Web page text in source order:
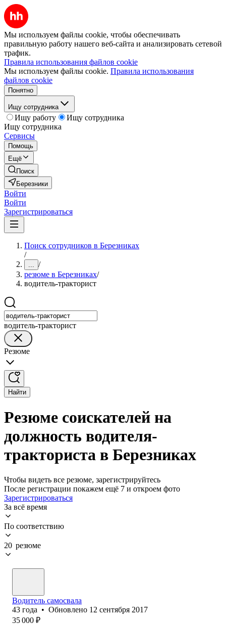
Мы используем файлы cookie, чтобы обеспечивать
правильную работу нашего веб-сайта и анализировать сетевой
трафик.
Правила использования файлов cookie
Мы используем файлы cookie. Правила использования
файлов cookie
Понятно
Ищу сотрудника
Ищу работу
Ищу сотрудника
Ищу сотрудника
Сервисы
Помощь
Ещё
Поиск
Березники
Войти
Войти
Зарегистрироваться
Поиск сотрудников в Березниках
/
... /
резюме в Березниках/
водитель-тракторист
водитель-тракторист
Резюме
Найти
Резюме соискателей на
должность водителя-
тракториста в Березниках
Чтобы видеть все резюме, зарегистрируйтесь
После регистрации покажем ещё 7 и откроем фото
Зарегистрироваться
За всё время
По соответствию
20 резюме
Водитель самосвала
43 года • Обновлено 12 сентября 2017
35 000 ₽